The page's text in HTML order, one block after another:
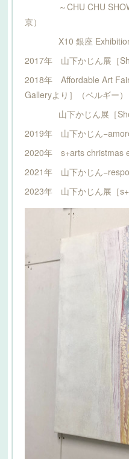
～CHU CHU SHOW
京）
X10 銀座 Exhibition［
2017年 山下かじん展［
2018年 Affordable Art
Galleryより］（ベルギー）
山下かじん展［
2019年 山下かじん
2020年 s+arts christmas
2021年 山下かじん
2023年 山下かじん展［